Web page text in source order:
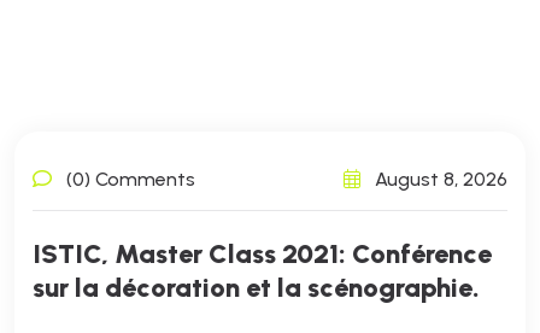
(0) Comments August 8, 2026
ISTIC, Master Class 2021: Conférence
sur la décoration et la scénographie.